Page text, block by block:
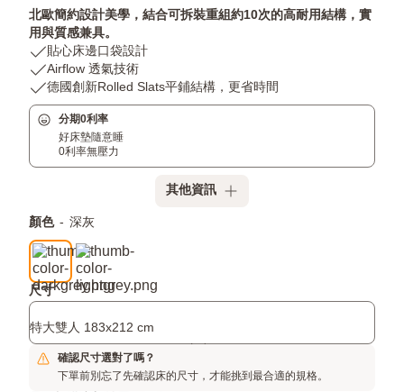
北歐簡約設計美學，結合可拆裝重組約10次的高耐用結構，實
用與質感兼具。
USP
1:
貼
心
床
口
計
貼心床邊口袋設計
USP
2:
Airflow
透
技
Airflow 透氣技術
USP
3:
德
創
Slats
平
鋪
結
構，
更
省
時
間
德國創新Rolled Slats平鋪結構，更省時間
分期0利率
好床墊隨意睡
0利率無壓力
其他資訊
附
加
項
目
顏色 - 深灰
尺寸
特大雙人 183x212 cm
確認尺寸選對了嗎？
下單前別忘了先確認床的尺寸，才能挑到最合適的規格。